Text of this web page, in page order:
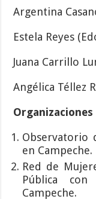
Argentina
Estela Reyes
Juana Carrillo
Angélica Téllez
Observatorio
en Campeche.
Red de
Pública
Campeche.